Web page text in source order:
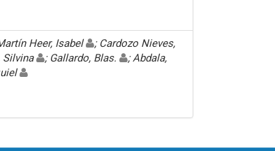
Heer, Isabel
; Cardozo Nieves,
Silvina ; Gallardo, Blas.
; Abdala,